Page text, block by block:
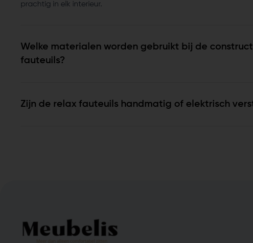
prachtig in elk interieur.
Welke materialen worden gebruikt bij de
fauteuils?
Zijn de relax fauteuils handmatig of elektrisch